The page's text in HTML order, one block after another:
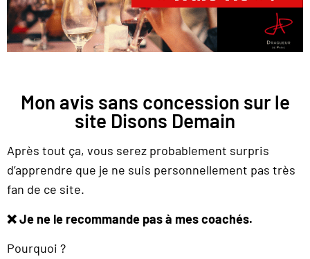
Mon avis sans concession sur le
site Disons Demain
Après tout ça, vous serez probablement surpris
d’apprendre que je ne suis personnellement pas très
fan de ce site.
❌Je ne le recommande pas à mes coachés.
Pourquoi ?